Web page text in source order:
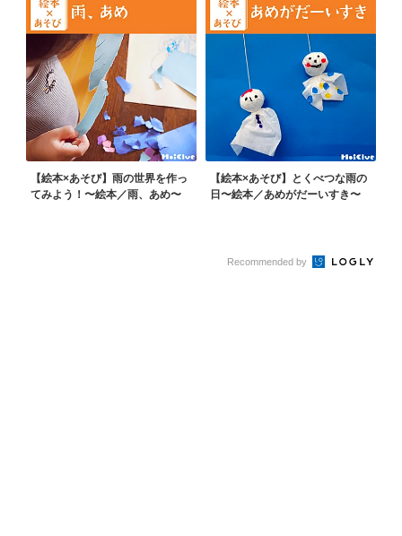
【絵本×あそび】雨の世界を作っ
てみよう！〜絵本／雨、あめ〜
【絵本×あそび】とくべつな雨の
日〜絵本／あめがだーいすき〜
Recommended by